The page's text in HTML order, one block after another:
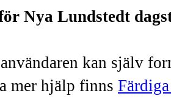
Nya Lundstedt
kan själv
mer hjälp finns